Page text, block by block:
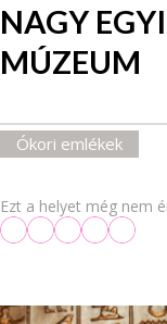
NAGY
MÚZEUM
Ókori emlékek
Ezt a helyet még nem